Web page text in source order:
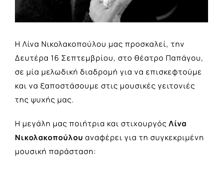
Η Λίνα Νικολακοπούλου μας προσκαλεί, την
Δευτέρα 16 Σεπτεμβρίου, στο θέατρο Παπάγου,
σε μία μελωδική διαδρομή για να επισκεφτούμε
και να ξαποστάσουμε στις μουσικές γειτονιές
της ψυχής μας.
Η μεγάλη μας ποιήτρια και στιχουργός Λίνα
Νικολακοπούλου αναφέρει για τη συγκεκριμένη
μουσική παράσταση: